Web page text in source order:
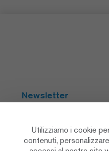
Newsletter
Utilizziamo i cookie
contenuti,